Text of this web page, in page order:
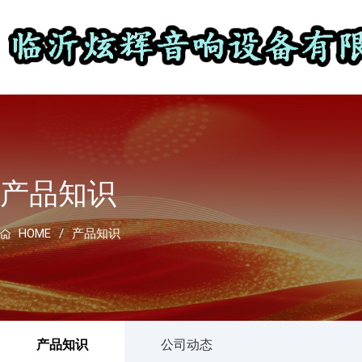
产品知识
HOME 产品知识
产品知识 公司动态